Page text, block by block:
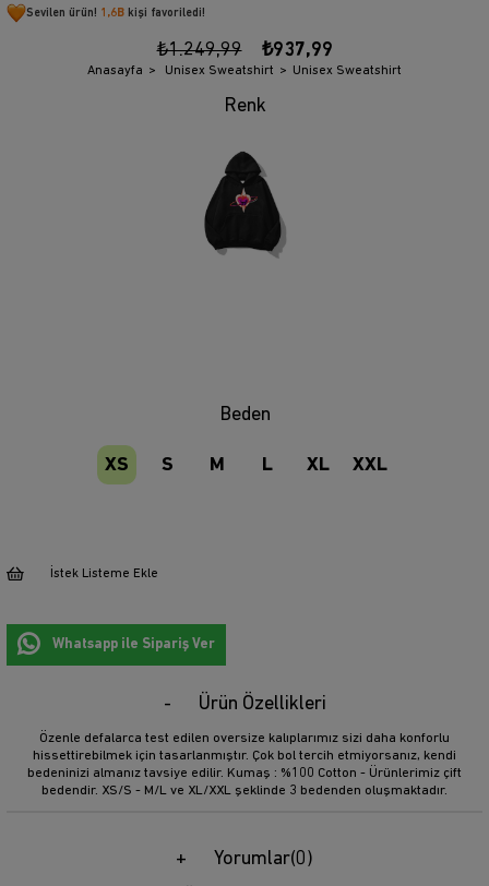
Sevilen ürün! 1,6B kişi favoriledi!
₺1.249,99 ₺937,99
Anasayfa Unisex Sweatshirt Unisex Sweatshirt
Beden
XS S M L XL XXL
İstek Listeme Ekle
Whatsapp ile Sipariş Ver
Ürün Özellikleri
Özenle defalarca test edilen oversize kalıplarımız sizi daha konforlu
hissettirebilmek için tasarlanmıştır. Çok bol tercih etmiyorsanız, kendi
bedeninizi almanız tavsiye edilir. Kumaş : %100 Cotton - Ürünlerimiz çift
bedendir. XS/S - M/L ve XL/XXL şeklinde 3 bedenden oluşmaktadır.
Yorumlar(0)